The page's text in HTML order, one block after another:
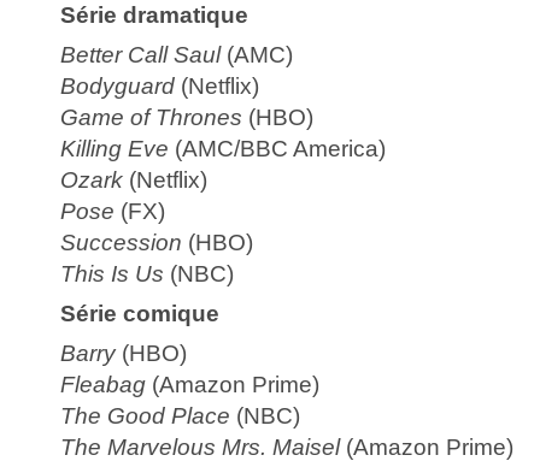
Série dramatique
Better Call Saul (AMC)
Bodyguard (Netflix)
Game of Thrones (HBO)
Killing Eve (AMC/BBC America)
Ozark (Netflix)
Pose (FX)
Succession (HBO)
This Is Us (NBC)
Série comique
Barry(HBO)
Fleabag (Amazon Prime)
The Good Place (NBC)
The Marvelous Mrs. Maisel(Amazon Prime)